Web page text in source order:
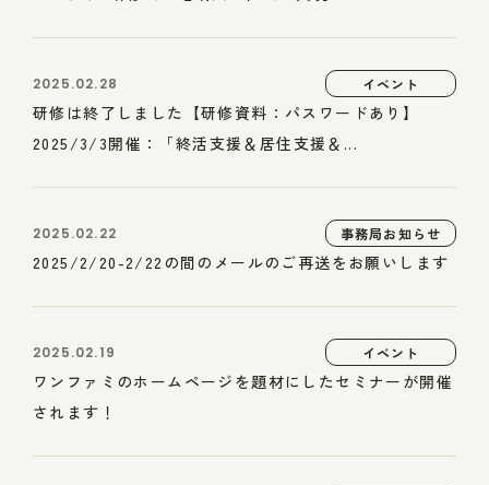
2025.02.28 イベント
研修は終了しました【研修資料：パスワードあり】
2025/3/3開催：「終活支援＆居住支援＆...
2025.02.22 事務局お知らせ
2025/2/20-2/22の間のメールのご再送をお願いします
2025.02.19 イベント
ワンファミのホームページを題材にしたセミナーが開催
されます！